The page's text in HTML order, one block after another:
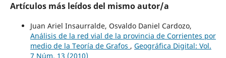
Artículos más leídos del mismo autor/a
Juan Ariel Insaurralde, Osvaldo Daniel Cardozo,
Análisis de la red vial de la provincia de Corrientes por
medio de la Teoría de Grafos , Geográfica Digital: Vol.
7 Núm. 13 (2010)